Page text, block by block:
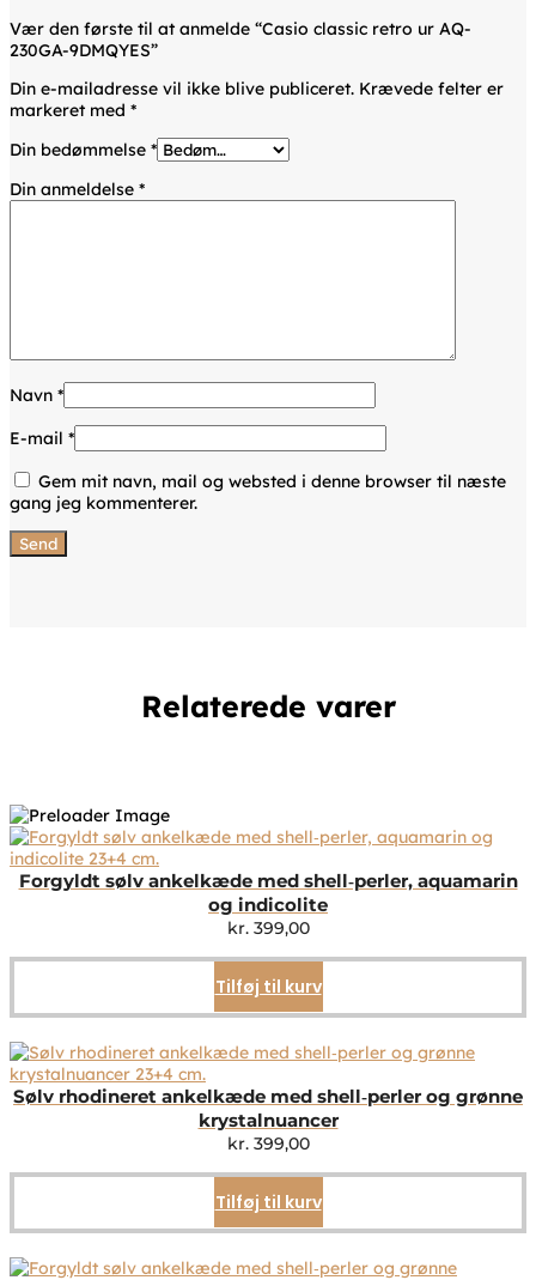
Vær den første til at anmelde “Casio classic retro ur AQ-
230GA-9DMQYES”
Din e-mailadresse vil ikke blive publiceret. Krævede felter er
markeret med *
Din bedømmelse *
Din anmeldelse *
Navn *
E-mail *
Gem mit navn, mail og websted i denne browser til næste
gang jeg kommenterer.
Relaterede varer
Forgyldt sølv ankelkæde med shell‑perler, aquamarin
og indicolite
kr.399,00
Tilføj til kurv
Sølv rhodineret ankelkæde med shell‑perler og grønne
krystalnuancer
kr.399,00
Tilføj til kurv